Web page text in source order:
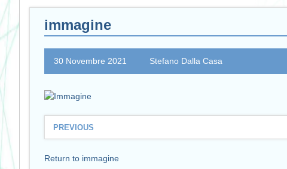
immagine
30 Novembre 2021 Stefano Dalla Casa
PREVIOUS
Return to immagine